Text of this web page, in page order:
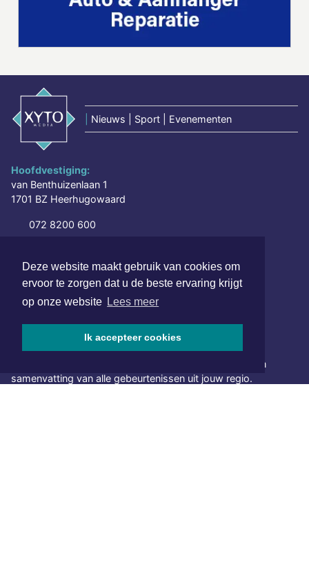
Deze website maakt gebruik van cookies om
ervoor te zorgen dat u de beste ervaring krijgt
op onze website Lees meer
Ik accepteer cookies
Nieuws | Sport | Evenementen
Hoofdvestiging:
van Benthuizenlaan 1
1701 BZ Heerhugowaard
072 8200 600
www.xyto.nl
SOCIAL MEDIA
NIEUWSBRIEF AANMELDEN
Schrijf je in voor onze nieuwsbrief en krijg wekelijks een
samenvatting van alle gebeurtenissen uit jouw regio.